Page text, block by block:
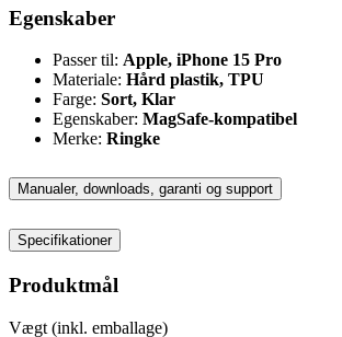
Egenskaber
Passer til: Apple, iPhone 15 Pro
Materiale: Hård plastik, TPU
Farge: Sort, Klar
Egenskaber: MagSafe-kompatibel
Merke: Ringke
Manualer, downloads, garanti og support
Specifikationer
Produktmål
Vægt (inkl. emballage)